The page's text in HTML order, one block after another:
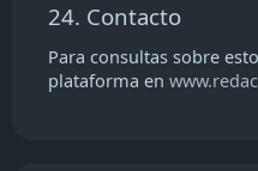
24. Contacto
Para consultas sobre
plataforma en